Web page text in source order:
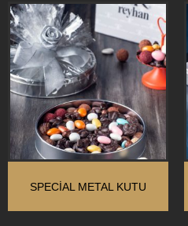
SPECİAL METAL KUTU